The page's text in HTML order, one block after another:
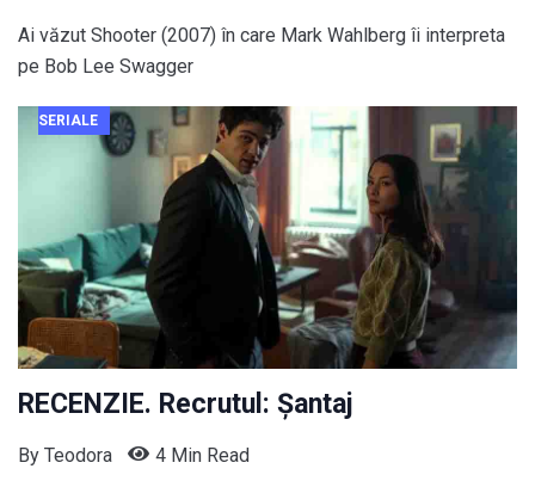
Ai văzut Shooter (2007) în care Mark Wahlberg îi interpreta
pe Bob Lee Swagger
SERIALE
RECENZIE. Recrutul: Șantaj
By Teodora 4 Min Read